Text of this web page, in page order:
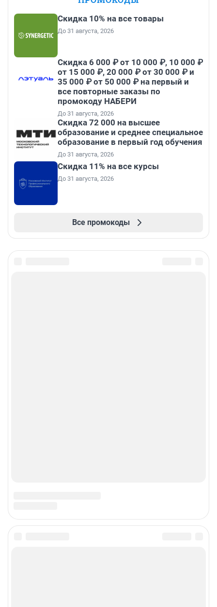
Скидка 10% на все товары
До 31 августа, 2026
Скидка 6 000 ₽ от 10 000 ₽, 10 000 ₽
от 15 000 ₽, 20 000 ₽ от 30 000 ₽ и
35 000 ₽ от 50 000 ₽ на первый и
все повторные заказы по
промокоду НАБЕРИ
До 31 августа, 2026
Скидка 72 000 на высшее
образование и среднее специальное
образование в первый год обучения
До 31 августа, 2026
Скидка 11% на все курсы
До 31 августа, 2026
Все промокоды